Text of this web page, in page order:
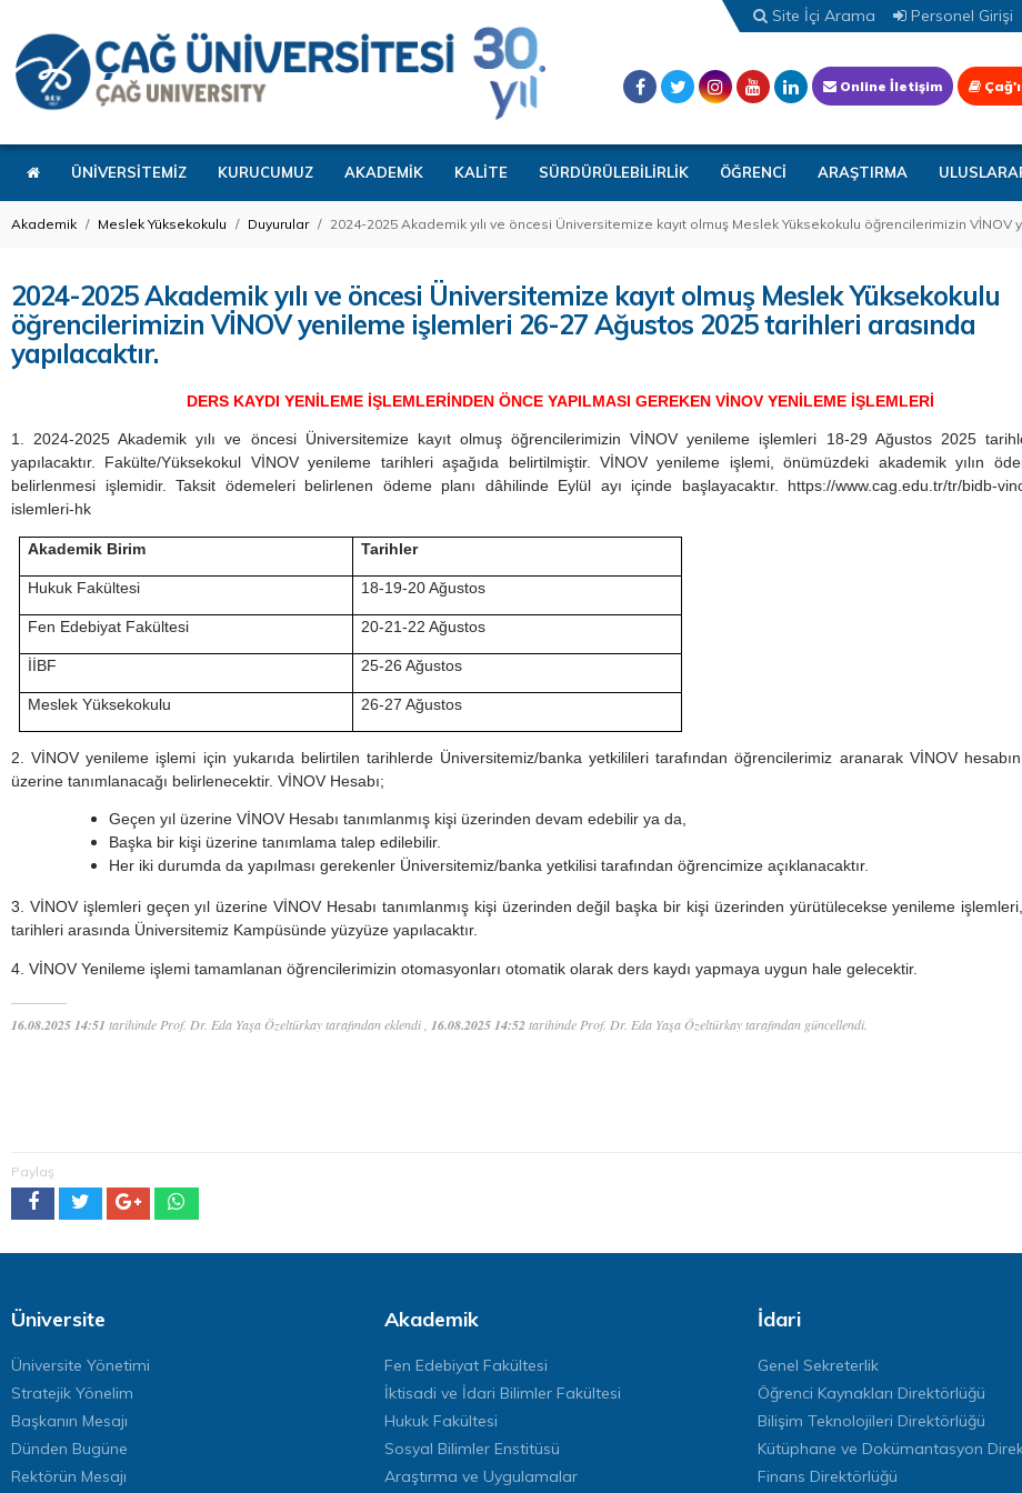
Site İçi Arama Personel Girişi
Online İletişim
ÜNİVERSİTEMİZ KURUCUMUZ AKADEMİK KALİTE SÜRDÜRÜLEBİLİRLİK ÖĞRENCİ ARAŞTIRMA
Akademik Meslek Yüksekokulu Duyurular 2024-2025 Akademik yılı ve öncesi Üniversitemize kayıt olmuş Meslek Yüksekokulu öğrencilerimizin
2024-2025 Akademik yılı ve öncesi Üniversitemize kayıt olmuş Meslek Yüksekokulu
öğrencilerimizin VİNOV yenileme işlemleri 26-27 Ağustos 2025 tarihleri arasında
yapılacaktır.
DERS KAYDI YENİLEME İŞLEMLERİNDEN ÖNCE YAPILMASI GEREKEN VİNOV YENİLEME İŞLEMLERİ
1. 2024-2025 Akademik yılı ve öncesi Üniversitemize kayıt olmuş öğrencilerimizin VİNOV yenileme işlemleri 18-29 Ağustos 2025
yapılacaktır. Fakülte/Yüksekokul VİNOV yenileme tarihleri aşağıda belirtilmiştir. VİNOV yenileme işlemi, önümüzdeki akademik yılın
belirlenmesi işlemidir. Taksit ödemeleri belirlenen ödeme planı dâhilinde Eylül ayı içinde başlayacaktır. https://www.cag.edu.tr/tr/bidb-
islemleri-hk
Akademik Birim Tarihler
Hukuk Fakültesi 18-19-20 Ağustos
Fen Edebiyat Fakültesi 20-21-22 Ağustos
İİBF 25-26 Ağustos
Meslek Yüksekokulu 26-27 Ağustos
2. VİNOV yenileme işlemi için yukarıda belirtilen tarihlerde Üniversitemiz/banka yetkilileri tarafından öğrencilerimiz aranarak VİNOV
üzerine tanımlanacağı belirlenecektir. VİNOV Hesabı;
Geçen yıl üzerine VİNOV Hesabı tanımlanmış kişi üzerinden devam edebilir ya da,
Başka bir kişi üzerine tanımlama talep edilebilir.
Her iki durumda da yapılması gerekenler Üniversitemiz/banka yetkilisi tarafından öğrencimize açıklanacaktır.
3. VİNOV işlemleri geçen yıl üzerine VİNOV Hesabı tanımlanmış kişi üzerinden değil başka bir kişi üzerinden yürütülecekse yenileme
tarihleri arasında Üniversitemiz Kampüsünde yüzyüze yapılacaktır.
4. VİNOV Yenileme işlemi tamamlanan öğrencilerimizin otomasyonları otomatik olarak ders kaydı yapmaya uygun hale gelecektir.
16.08.2025 14:51 tarihinde Prof. Dr. Eda Yaşa Özeltürkay tarafından eklendi , 16.08.2025 14:52tarihinde Prof. Dr. Eda Yaşa Özeltürkay tarafından güncellendi.
Paylaş
Üniversite
Üniversite Yönetimi
Stratejik Yönelim
Başkanın Mesajı
Dünden Bugüne
Rektörün Mesajı
Akademik
Fen Edebiyat Fakültesi
İktisadi ve İdari Bilimler Fakültesi
Hukuk Fakültesi
Sosyal Bilimler Enstitüsü
Araştırma ve Uygulamalar
İdari
Genel Sekreterlik
Öğrenci Kaynakları Direktörlüğü
Bilişim Teknolojileri Direktörlüğü
Kütüphane ve Dokümantasyon
Finans Direktörlüğü